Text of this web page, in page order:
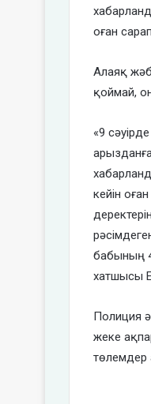
оған
Алаяқ
қоймай,
«9
кейін
бабының
хатшысы
Полиция
жеке
төлемдер